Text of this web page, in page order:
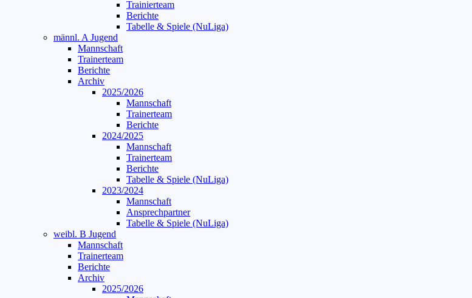
Trainierteam
Berichte
Tabelle & Spiele (NuLiga)
männl. A Jugend
Mannschaft
Trainerteam
Berichte
Archiv
2025/2026
Mannschaft
Trainerteam
Berichte
2024/2025
Mannschaft
Trainerteam
Berichte
Tabelle & Spiele (NuLiga)
2023/2024
Mannschaft
Ansprechpartner
Tabelle & Spiele (NuLiga)
weibl. B Jugend
Mannschaft
Trainerteam
Berichte
Archiv
2025/2026